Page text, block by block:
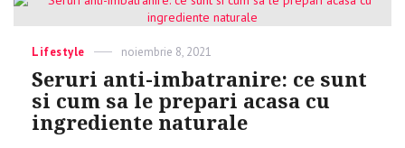
Categories
Lifestyle
Posted
noiembrie 8, 2021
Seruri anti-imbatranire: ce sunt
si cum sa le prepari acasa cu
ingrediente naturale